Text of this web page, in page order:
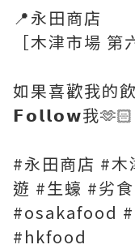
📍永田商店
［木津市場 第
如果喜歡我的
𝗙𝗼𝗹𝗹𝗼𝘄我🫶🏻
#永田商店 #木
遊 #生蠔 #劣
#osakafood
#hkfood